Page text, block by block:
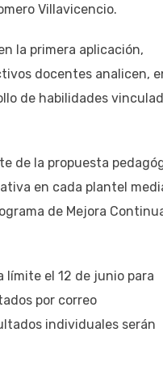
Villavicencio.
la primera aplicación,
docentes analicen,
de habilidades
de la propuesta
en cada plantel
de Mejora
límite el 12 de junio para
por correo
individuales serán